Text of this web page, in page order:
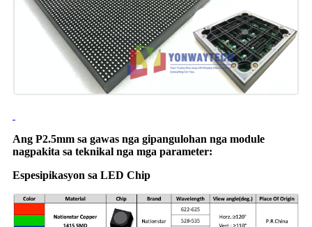
Ang P2.5mm sa gawas nga gipangulohan nga module
nagpakita sa teknikal nga mga parameter:
Espesipikasyon sa LED Chip